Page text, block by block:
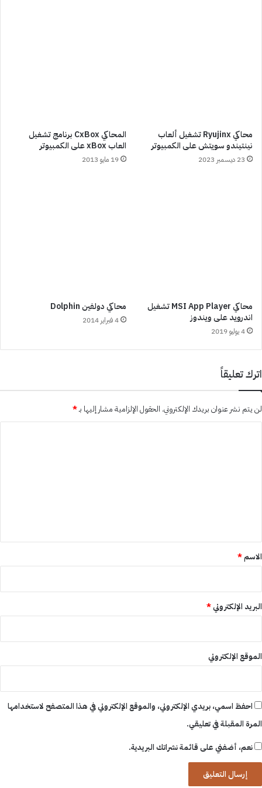
محاكي Ryujinx تشغيل ألعاب
نينتيندو سويتش على الكمبيوتر
23 ديسمبر 2023
المحاكي CxBox برنامج تشغيل
العاب xBox على الكمبيوتر
19 مايو 2013
محاكي MSI App Player تشغيل
اندرويد على ويندوز
4 يوليو 2019
محاكي دولفين Dolphin
4 فبراير 2014
اترك تعليقاً
لن يتم نشر عنوان بريدك الإلكتروني. الحقول الإلزامية مشار إليها بـ*
*
الاسم*
البريد الإلكتروني*
الموقع الإلكتروني
احفظ اسمي، بريدي الإلكتروني، والموقع الإلكتروني في هذا المتصفح لاستخدامها
المرة المقبلة في تعليقي.
نعم، أضفني على قائمة نشراتك البريدية.